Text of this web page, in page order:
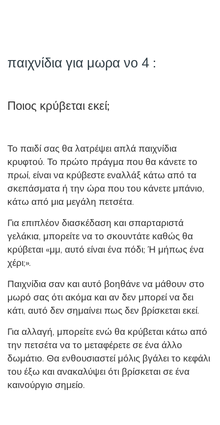
παιχνίδια για μωρα νο 4 :
Ποιος κρύβεται εκεί;
Το παιδί σας θα λατρέψει απλά παιχνίδια
κρυφτού. Το πρώτο πράγμα που θα κάνετε το
πρωί, είναι να κρύβεστε εναλλάξ κάτω από τα
σκεπάσματα ή την ώρα που του κάνετε μπάνιο,
κάτω από μια μεγάλη πετσέτα.
Για επιπλέον διασκέδαση και σπαρταριστά
γελάκια, μπορείτε να το σκουντάτε καθώς θα
κρύβεται «μμ, αυτό είναι ένα πόδι; Ή μήπως ένα
χέρι;».
Παιχνίδια σαν και αυτό βοηθάνε να μάθουν στο
μωρό σας ότι ακόμα και αν δεν μπορεί να δει
κάτι, αυτό δεν σημαίνει πως δεν βρίσκεται εκεί.
Για αλλαγή, μπορείτε ενώ θα κρύβεται κάτω από
την πετσέτα να το μεταφέρετε σε ένα άλλο
δωμάτιο. Θα ενθουσιαστεί μόλις βγάλει το κεφάλι
του έξω και ανακαλύψει ότι βρίσκεται σε ένα
καινούργιο σημείο.